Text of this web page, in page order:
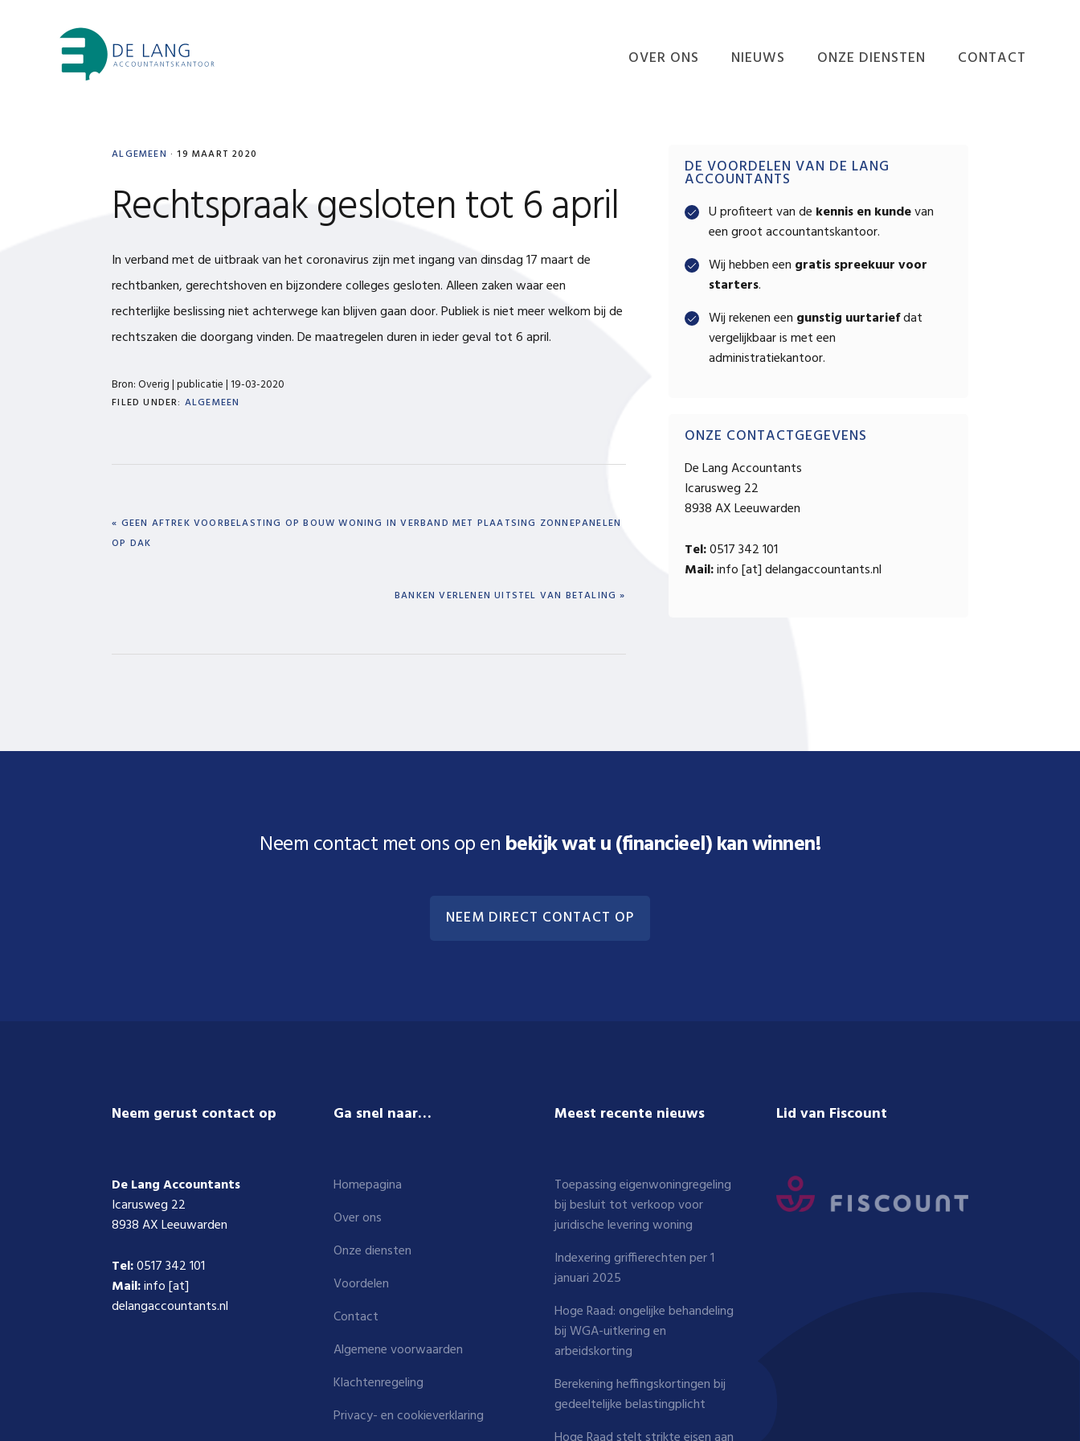
OVER ONS NIEUWS ONZE DIENSTEN
ADMINISTRATIEVE
ORGANISATIE EN
BEDRIJFSECONOMISCH
ADVIES
FISCALE AANGIFTEN
PLANNING
OPSTELLEN
CONTACT
ALGEMEEN · 19 MAART 2020
Rechtspraak gesloten tot 6 april
In verband met de uitbraak van het coronavirus zijn met ingang van dinsdag 17 maart de
rechtbanken, gerechtshoven en bijzondere colleges gesloten. Alleen zaken waar een
rechterlijke beslissing niet achterwege kan blijven gaan door. Publiek is niet meer welkom bij de
rechtszaken die doorgang vinden. De maatregelen duren in ieder geval tot 6 april.
Bron: Overig | publicatie | 19-03-2020
FILED UNDER: ALGEMEEN
PREVIOUS
« GEEN AFTREK VOORBELASTING OP BOUW WONING IN VERBAND MET PLAATSING ZONNEPANELEN
OP DAK
NEXT
BANKEN VERLENEN UITSTEL VAN BETALING »
Primary
Sidebar
DE VOORDELEN VAN DE LANG
ACCOUNTANTS
U profiteert van de kennis en kundevan
een groot accountantskantoor.
Wij hebben een gratis spreekuur voor
starters.
Wij rekenen een gunstig uurtariefdat
vergelijkbaar is met een
administratiekantoor.
ONZE CONTACTGEGEVENS
De Lang Accountants
Icarusweg 22
8938 AX Leeuwarden
Tel:0517 342 101
Mail:info [at] delangaccountants.nl
Neem contact met ons op en bekijk wat u (financieel) kan winnen!
NEEM DIRECT CONTACT OP
Neem gerust contact op
De Lang Accountants
Icarusweg 22
8938 AX Leeuwarden
Tel:0517 342 101
Mail:info [at]
delangaccountants.nl
Ga snel naar…
Homepagina
Over ons
Onze diensten
Voordelen
Contact
Algemene voorwaarden
Klachtenregeling
Privacy- en cookieverklaring
Meest recente nieuws
Toepassing eigenwoningregeling
bij besluit tot verkoop voor
juridische levering woning
Indexering griffierechten per 1
januari 2025
Hoge Raad: ongelijke behandeling
bij WGA-uitkering en
arbeidskorting
Berekening heffingskortingen bij
gedeeltelijke belastingplicht
Lid van Fiscount